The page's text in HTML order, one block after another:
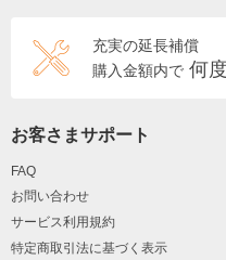
充実の延長補償
購入金額内で 何
お客さまサポート
FAQ
お問い合わせ
サービス利用規約
特定商取引法に基づく表示